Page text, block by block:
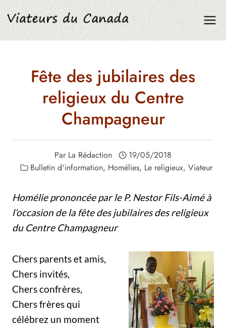
Aller
au
contenu
Fête des jubilaires des
religieux du Centre
Champagneur
Par La Rédaction
19/05/2018
Bulletin d'information, Homélies, Le religieux,Viateur
Homélie prononcée par le P. Nestor Fils-Aimé à
l’occasion de la fête des jubilaires des religieux
du Centre Champagneur
Chers parents et amis,
Chers invités,
Chers confrères,
Chers frères qui
célébrez un moment